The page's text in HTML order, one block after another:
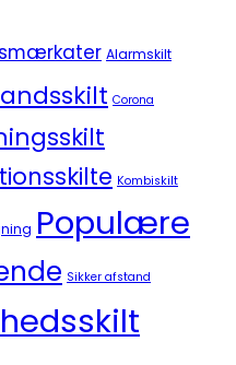
Alarmskilt
Corona
Kombiskilt
Populære
Sikker afstand